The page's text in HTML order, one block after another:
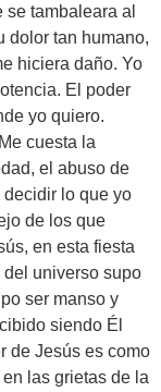
tambaleara al
dolor tan humano,
hiciera daño. Yo
El poder
yo quiero.
cuesta la
el abuso de
lo que yo
de los que
en esta fiesta
del universo supo
ser manso y
siendo Él
de Jesús es como
las grietas de la